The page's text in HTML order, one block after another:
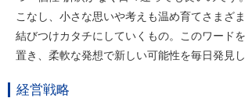
こなし、小さな思いや考えも温め育てさまざ
結びつけカタチにしていくもの。このワード
置き、柔軟な発想で新しい可能性を毎日発見し
経営戦略